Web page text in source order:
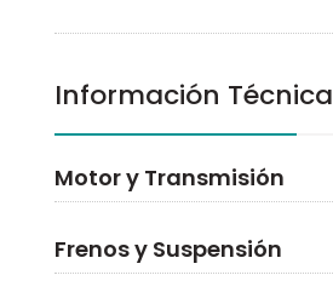
Información Técnica
Motor y Transmisión
Frenos y Suspensión